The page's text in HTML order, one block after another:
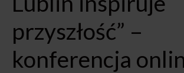
przyszłość” –
konferencja